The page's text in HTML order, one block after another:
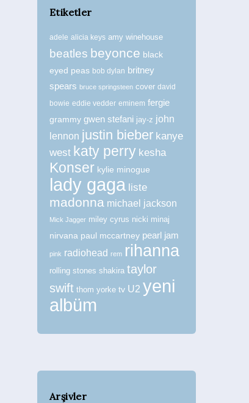
Etiketler
adele alicia keys amy winehouse
beatles beyonce black
eyed peas bob dylan britney
spears bruce springsteen cover david
bowie eddie vedder eminem fergie
grammy gwen stefani jay-z john
lennon justin bieber kanye
west katy perry kesha
Konser kylie minogue
lady gaga liste
madonna michael jackson
Mick Jagger miley cyrus nicki minaj
nirvana paul mccartney pearl jam
pink radiohead rem rihanna
rolling stones shakira taylor
swift thom yorke tv U2 yeni
albüm
Arşivler